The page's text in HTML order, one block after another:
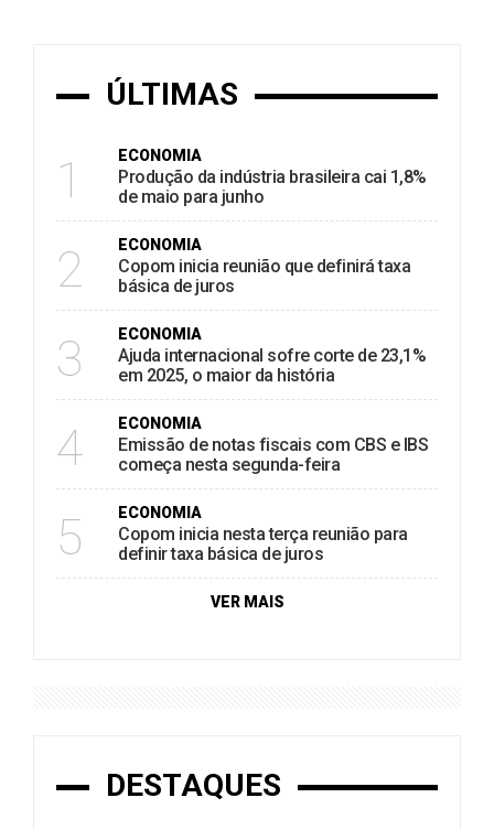
ÚLTIMAS
1 ECONOMIA
Produção da indústria brasileira cai 1,8%
de maio para junho
2 ECONOMIA
Copom inicia reunião que definirá taxa
básica de juros
3 ECONOMIA
Ajuda internacional sofre corte de 23,1%
em 2025, o maior da história
4 ECONOMIA
Emissão de notas fiscais com CBS e IBS
começa nesta segunda-feira
5 ECONOMIA
Copom inicia nesta terça reunião para
definir taxa básica de juros
VER MAIS
DESTAQUES